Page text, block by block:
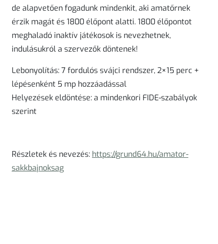
de alapvetően fogadunk mindenkit, aki amatőrnek
érzik magát és 1800 élőpont alatti. 1800 élőpontot
meghaladó inaktív játékosok is nevezhetnek,
indulásukról a szervezők döntenek!
Lebonyolítás: 7 fordulós svájci rendszer, 2×15 perc +
lépésenként 5 mp hozzáadással
Helyezések eldöntése: a mindenkori FIDE-szabályok
szerint
Részletek és nevezés: https://grund64.hu/amator-
sakkbajnoksag